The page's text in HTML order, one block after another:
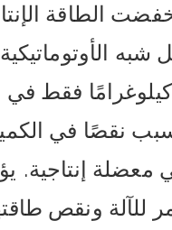
الطاقة
شبه
80-120 كيلوغرامًا فقط
نقصًا في
معضلة إنتاجية.
للآلة ونقص